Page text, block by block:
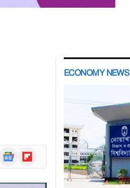
Google
News
Flipboard
ECONOMY NEWS